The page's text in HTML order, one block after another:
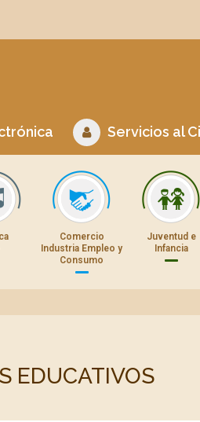
Servicios al
Comercio
Industria Empleo y
Consumo
Juventud e
Infancia
EDUCATIVOS